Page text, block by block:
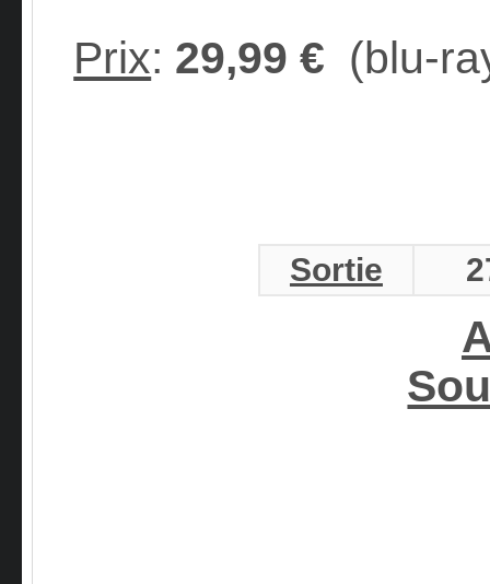
Prix: 29,99 € (blu-
Sortie